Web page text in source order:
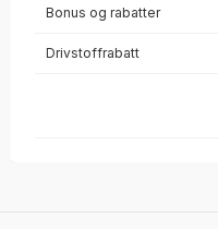
Bonus og rabatter
Drivstoffrabatt